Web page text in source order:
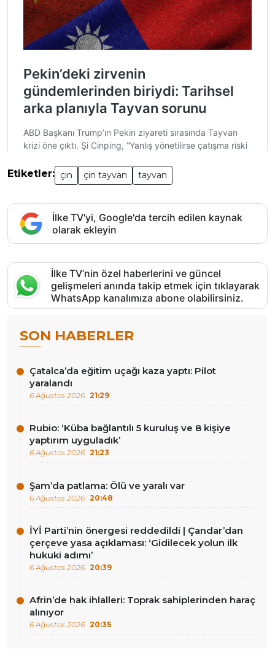
Etiketler: çin çin tayvan tayvan
İlke TV'yi, Google'da tercih edilen kaynak
olarak ekleyin
İlke TV’nin özel haberlerini ve güncel
gelişmeleri anında takip etmek için tıklayarak
WhatsApp kanalımıza abone olabilirsiniz.
SON HABERLER
Çatalca’da eğitim uçağı kaza yaptı: Pilot
yaralandı
6 Ağustos 2026 21:29
Rubio: ‘Küba bağlantılı 5 kuruluş ve 8 kişiye
yaptırım uyguladık’
6 Ağustos 2026 21:23
Şam’da patlama: Ölü ve yaralı var
6 Ağustos 2026 20:48
İYİ Parti’nin önergesi reddedildi | Çandar’dan
çerçeve yasa açıklaması: ‘Gidilecek yolun ilk
hukuki adımı’
6 Ağustos 2026 20:39
Afrin’de hak ihlalleri: Toprak sahiplerinden haraç
alınıyor
6 Ağustos 2026 20:35